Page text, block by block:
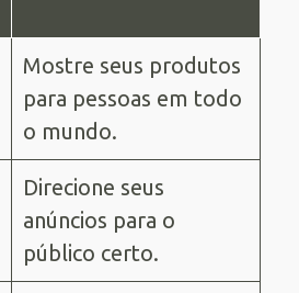
Mostre seus produtos
para pessoas em todo
o mundo.
Direcione seus
anúncios para o
público certo.